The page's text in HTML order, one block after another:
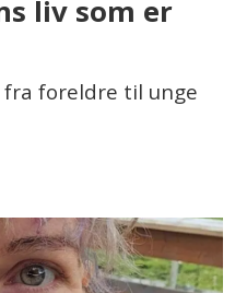
liv som er
fra foreldre til unge